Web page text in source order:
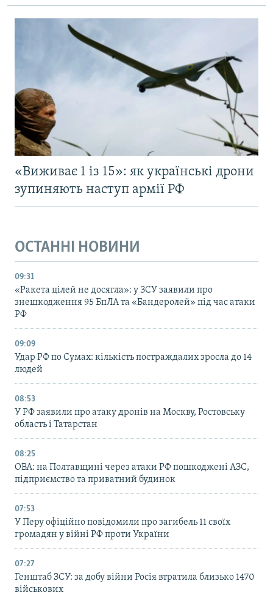
«Виживає 1 із 15»: як українські дрони
зупиняють наступ армії РФ
ОСТАННІ НОВИНИ
09:31
«Ракета цілей не досягла»: у ЗСУ заявили про
знешкодження 95 БпЛА та «Бандеролей» під час атаки
РФ
09:09
Удар РФ по Сумах: кількість постраждалих зросла до 14
людей
08:53
У РФ заявили про атаку дронів на Москву, Ростовську
область і Татарстан
08:25
ОВА: на Полтавщині через атаки РФ пошкоджені АЗС,
підприємство та приватний будинок
07:53
У Перу офіційно повідомили про загибель 11 своїх
громадян у війні РФ проти України
07:27
Генштаб ЗСУ: за добу війни Росія втратила близько 1470
військових